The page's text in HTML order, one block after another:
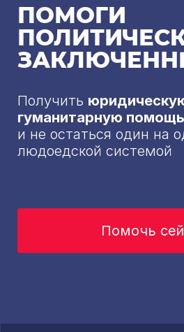
ПОМОГИ
Получить
гуманитарную помощь
и не остаться один на
людоедской системой
Помочь